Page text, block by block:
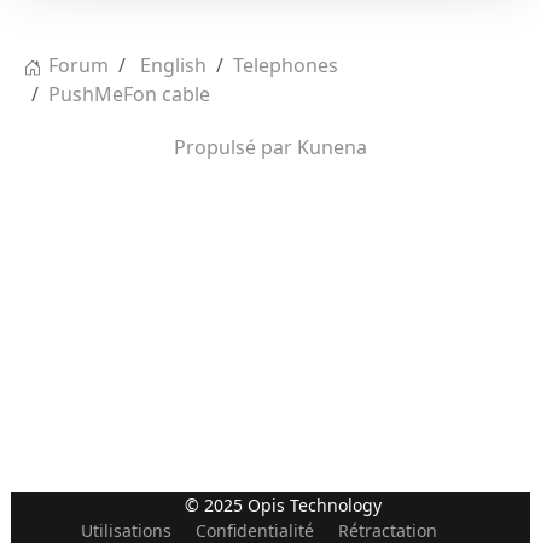
Forum English
Telephones
PushMeFon cable
Propulsé par Kunena
© 2025 Opis Technology
Utilisations
Confidentialité Rétractation